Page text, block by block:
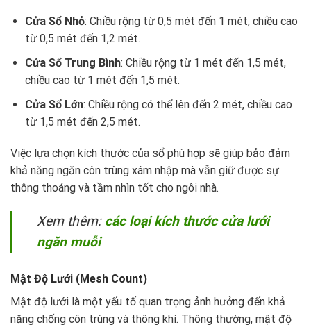
Cửa Sổ Nhỏ: Chiều rộng từ 0,5 mét đến 1 mét, chiều cao
từ 0,5 mét đến 1,2 mét.
Cửa Sổ Trung Bình: Chiều rộng từ 1 mét đến 1,5 mét,
chiều cao từ 1 mét đến 1,5 mét.
Cửa Sổ Lớn: Chiều rộng có thể lên đến 2 mét, chiều cao
từ 1,5 mét đến 2,5 mét.
Việc lựa chọn kích thước của sổ phù hợp sẽ giúp bảo đảm
khả năng ngăn côn trùng xâm nhập mà vẫn giữ được sự
thông thoáng và tầm nhìn tốt cho ngôi nhà.
Xem thêm: các loại kích thước cửa lưới
ngăn muỗi
Mật Độ Lưới (Mesh Count)
Mật độ lưới là một yếu tố quan trọng ảnh hưởng đến khả
năng chống côn trùng và thông khí. Thông thường, mật độ